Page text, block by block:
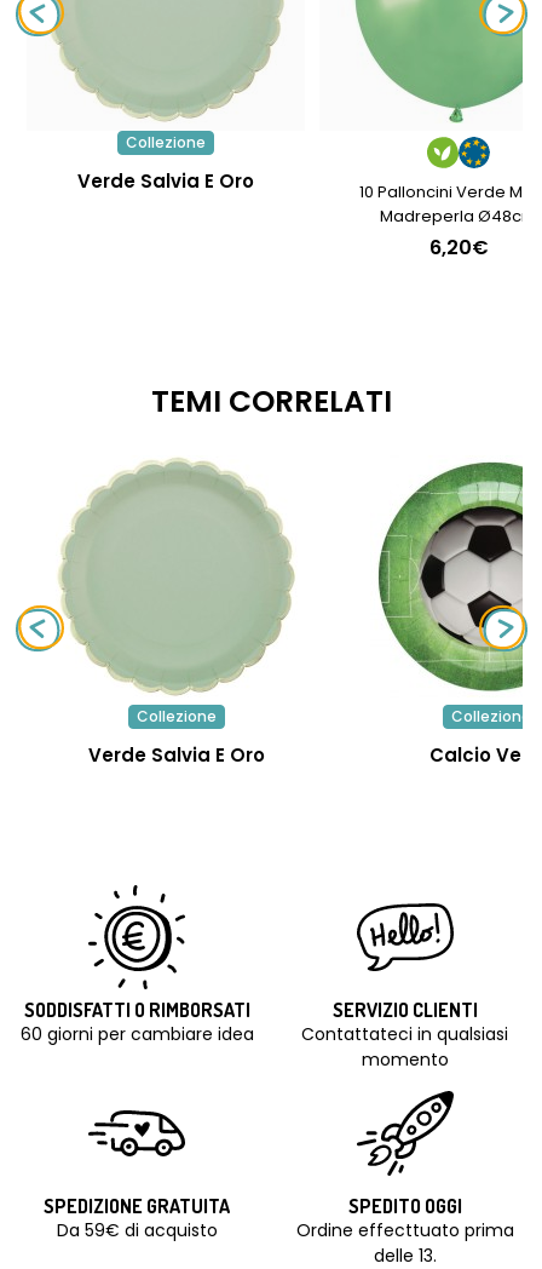
Collezione
Verde Salvia E Oro
10 Palloncini Verde
Madreperla Ø48cm
6,20€
TEMI CORRELATI
Collezione
Verde Salvia E Oro
Collezione
Calcio
SODDISFATTI O RIMBORSATI
60 giorni per cambiare idea
SERVIZIO CLIENTI
Contattateci in qualsiasi
momento
SPEDIZIONE GRATUITA
Da 59€ di acquisto
SPEDITO OGGI
Ordine effecttuato prima
delle 13.